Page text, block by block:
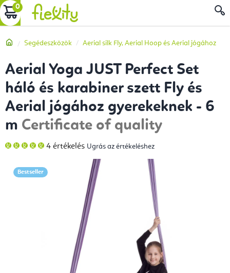
Ugrás
a
tartalomhoz
KOSÁR
Kezdőlap
Segédeszközök Aerial silk Fly, Aerial Hoop és Aerial jógához
Aerial Yoga JUST Perfect Set
háló és karabiner szett Fly és
Aerial jógához gyerekeknek - 6
m Certificate of quality
A
termék
5-
ből
4 értékelés Ugrás az értékeléshez
Bestseller